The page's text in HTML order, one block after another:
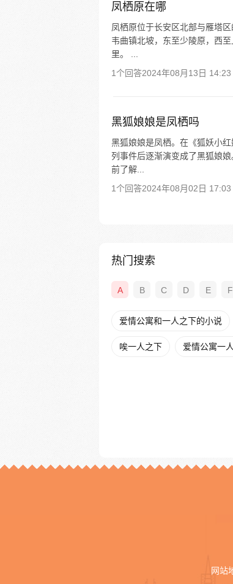
凤栖原在哪
凤栖原位于长安区北部与雁塔
韦曲镇北坡，东至少陵原，西
里。 ...
1个回答2024年08月13日 14:23
黑狐娘娘是凤栖吗
黑狐娘娘是凤栖。在《狐妖小
列事件后逐渐演变成了黑狐娘
前了解...
1个回答2024年08月02日 17:03
热门搜索
A B C D E F
爱情公寓和一人之下的小说
唉一人之下 爱情公寓一
网站